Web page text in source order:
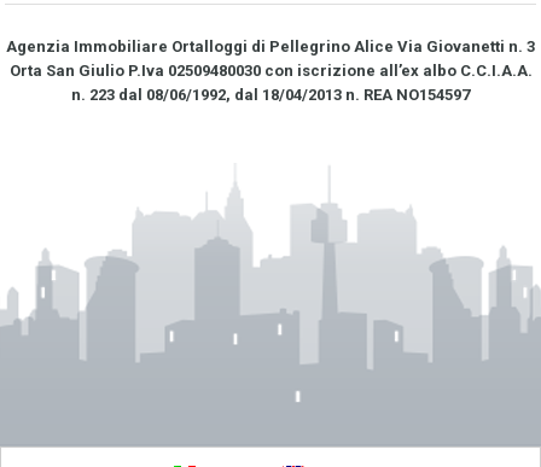
Agenzia Immobiliare Ortalloggi di Pellegrino Alice Via Giovanetti n. 3
Orta San Giulio P.Iva 02509480030 con iscrizione all’ex albo C.C.I.A.A.
n. 223 dal 08/06/1992, dal 18/04/2013 n. REA NO­154597